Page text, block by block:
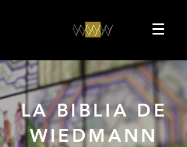
LA BIBLIA DE
WIEDMANN